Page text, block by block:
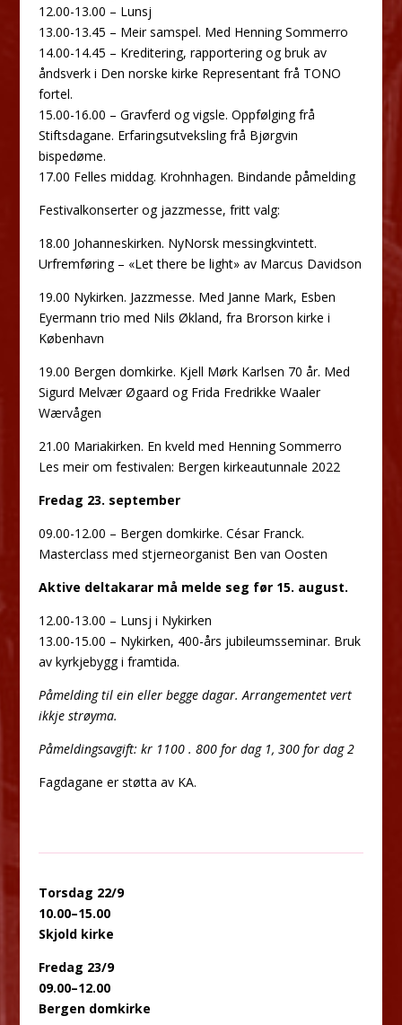
12.00-13.00 – Lunsj
13.00-13.45 – Meir samspel. Med Henning Sommerro
14.00-14.45 – Kreditering, rapportering og bruk av
åndsverk i Den norske kirke Representant frå TONO
fortel.
15.00-16.00 – Gravferd og vigsle. Oppfølging frå
Stiftsdagane. Erfaringsutveksling frå Bjørgvin
bispedøme.
17.00 Felles middag. Krohnhagen. Bindande påmelding
Festivalkonserter og jazzmesse, fritt valg:
18.00 Johanneskirken. NyNorsk messingkvintett.
Urfremføring – «Let there be light» av Marcus Davidson
19.00 Nykirken. Jazzmesse. Med Janne Mark, Esben
Eyermann trio med Nils Økland, fra Brorson kirke i
København
19.00 Bergen domkirke. Kjell Mørk Karlsen 70 år. Med
Sigurd Melvær Øgaard og Frida Fredrikke Waaler
Wærvågen
21.00 Mariakirken. En kveld med Henning Sommerro
Les meir om festivalen: Bergen kirkeautunnale 2022
Fredag 23. september
09.00-12.00 – Bergen domkirke. César Franck.
Masterclass med stjerneorganist Ben van Oosten
Aktive deltakarar må melde seg før 15. august.
12.00-13.00 – Lunsj i Nykirken
13.00-15.00 – Nykirken, 400-års jubileumsseminar. Bruk
av kyrkjebygg i framtida.
Påmelding til ein eller begge dagar. Arrangementet vert
ikkje strøyma.
Påmeldingsavgift: kr 1100 . 800 for dag 1, 300 for dag 2
Fagdagane er støtta av KA.
Torsdag 22/9
10.00–15.00
Skjold kirke
Fredag 23/9
09.00–12.00
Bergen domkirke